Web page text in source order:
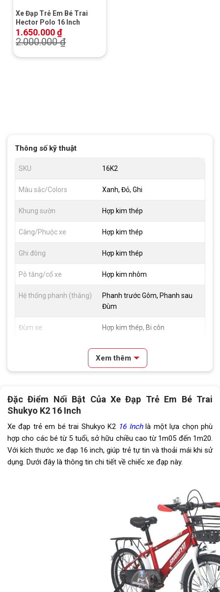
Xe Đạp Trẻ Em Bé Trai
Hector Polo 16 Inch
1.650.000₫
2.000.000₫
Thông số kỹ thuật
SKU 16K2
Màu sắc/Colors Xanh, Đỏ, Ghi
Khung sườn Hợp kim thép
Càng/Phuộc xe Hợp kim thép
Ghi đông Hợp kim thép
Pô tăng/cổ xe Hợp kim nhôm
Hệ thống phanh (thắng)
Phanh trước Gôm, Phanh sau
Đùm
Đùm xe Hợp kim thép, Bi côn
Nhôm 1 lớp
Lốp xe 16x2.125
Dĩa
Líp Líp đơn 16T
Kích thước 16 inch
Mút bọc da mềm
Thép
Từ 1m05
60kg
Xem thêm
Đặc Điểm Nổi Bật Của Xe Đạp Trẻ Em Bé Trai
Shukyo K2 16 Inch
Xe đạp trẻ em bé trai Shukyo K2 16 Inchlà một lựa chọn phù
hợp cho các bé từ 5 tuổi, sở hữu chiều cao từ 1m05 đến 1m20.
Với kích thước xe đạp 16 inch, giúp trẻ tự tin và thoải mái khi sử
dụng. Dưới đây là thông tin chi tiết về chiếc xe đạp này.